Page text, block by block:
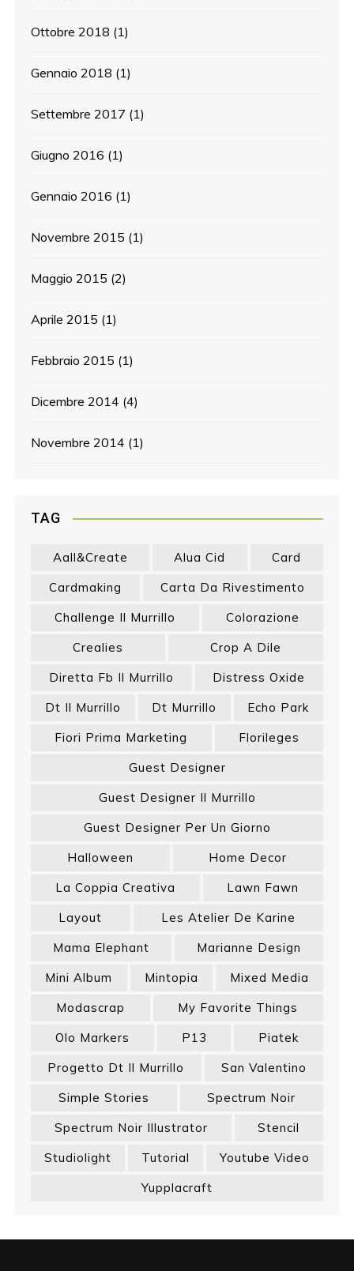
Ottobre 2018 (1)
Gennaio 2018 (1)
Settembre 2017 (1)
Giugno 2016 (1)
Gennaio 2016 (1)
Novembre 2015 (1)
Maggio 2015 (2)
Aprile 2015 (1)
Febbraio 2015 (1)
Dicembre 2014 (4)
Novembre 2014 (1)
TAG
Aall&create Alua Cid
Card
Cardmaking
Carta Da Rivestimento
Challenge Il Murrillo
Colorazione
Crealies
Crop A Dile
Diretta Fb Il Murrillo
Distress Oxide
Dt Il Murrillo
Dt Murrillo
Echo Park
Fiori Prima Marketing
Florileges
Guest Designer
Guest Designer Il Murrillo
Guest Designer Per Un Giorno
Halloween
Home Decor
La Coppia Creativa
Lawn Fawn
Layout
Les Atelier De Karine
Mama Elephant
Marianne Design
Mini Album
Mintopia
Mixed Media
Modascrap
My Favorite Things
Olo Markers
P13
Piatek
Progetto Dt Il Murrillo
San Valentino
Simple Stories
Spectrum Noir
Spectrum Noir Illustrator
Stencil
Studiolight
Tutorial
Youtube Video
Yupplacraft